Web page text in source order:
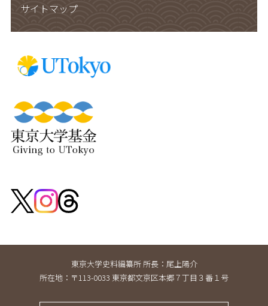
サイトマップ
東京大学史料編纂所 所長：尾上陽介
所在地：〒113-0033 東京都文京区本郷７丁目３番１号